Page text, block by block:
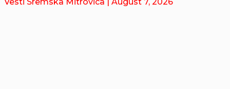
Vesti Sremska Mitrovica | August 7, 2026